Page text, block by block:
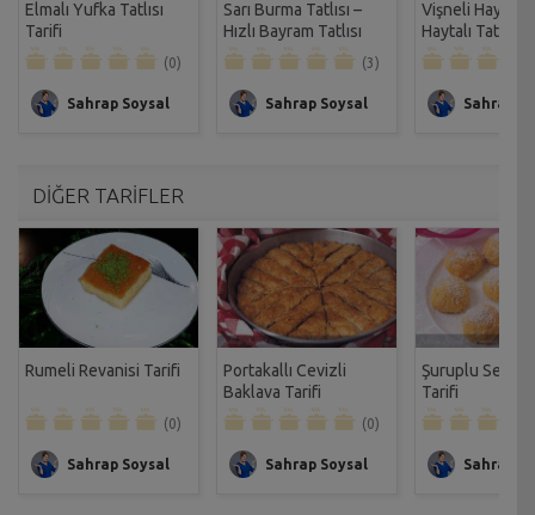
Elmalı Yufka Tatlısı
Tarifi
(0)
Sahrap Soysal
Sarı Burma Tatlısı –
Hızlı Bayram Tatlısı
Tarifi
(3)
Sahrap Soysal
Vişneli
Haytalı Tatlısı
Sahrap
DİĞER TARİFLER
Rumeli Revanisi Tarifi
(0)
Sahrap Soysal
Portakallı Cevizli
Baklava Tarifi
(0)
Sahrap Soysal
Şuruplu Selanik
Tarifi
Sahrap